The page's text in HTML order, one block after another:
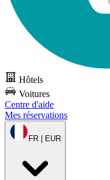
Hôtels
Voitures
Centre d'aide
Mes réservations
FR | EUR